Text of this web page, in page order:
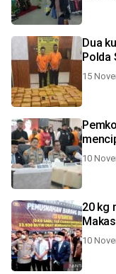
Dua
Polda
15
10
20 kg
10